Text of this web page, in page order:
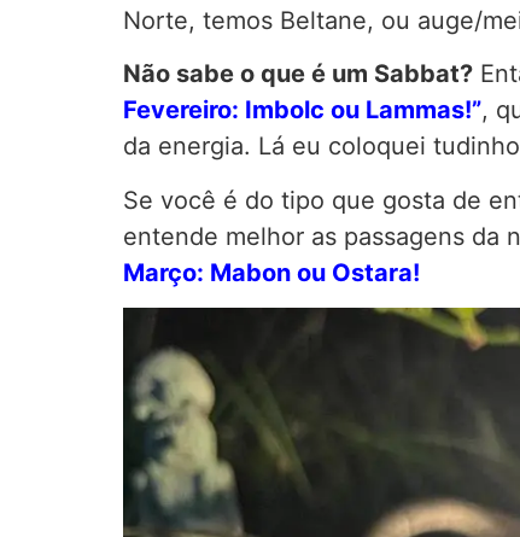
Norte, temos Beltane, ou auge/
Não sabe o que é um Sabbat?
Fevereiro: Imbolc ou Lammas!”,
da energia. Lá eu coloquei
Se você é do tipo que gosta de
entende melhor as passagens da
Março: Mabon ou Ostara!